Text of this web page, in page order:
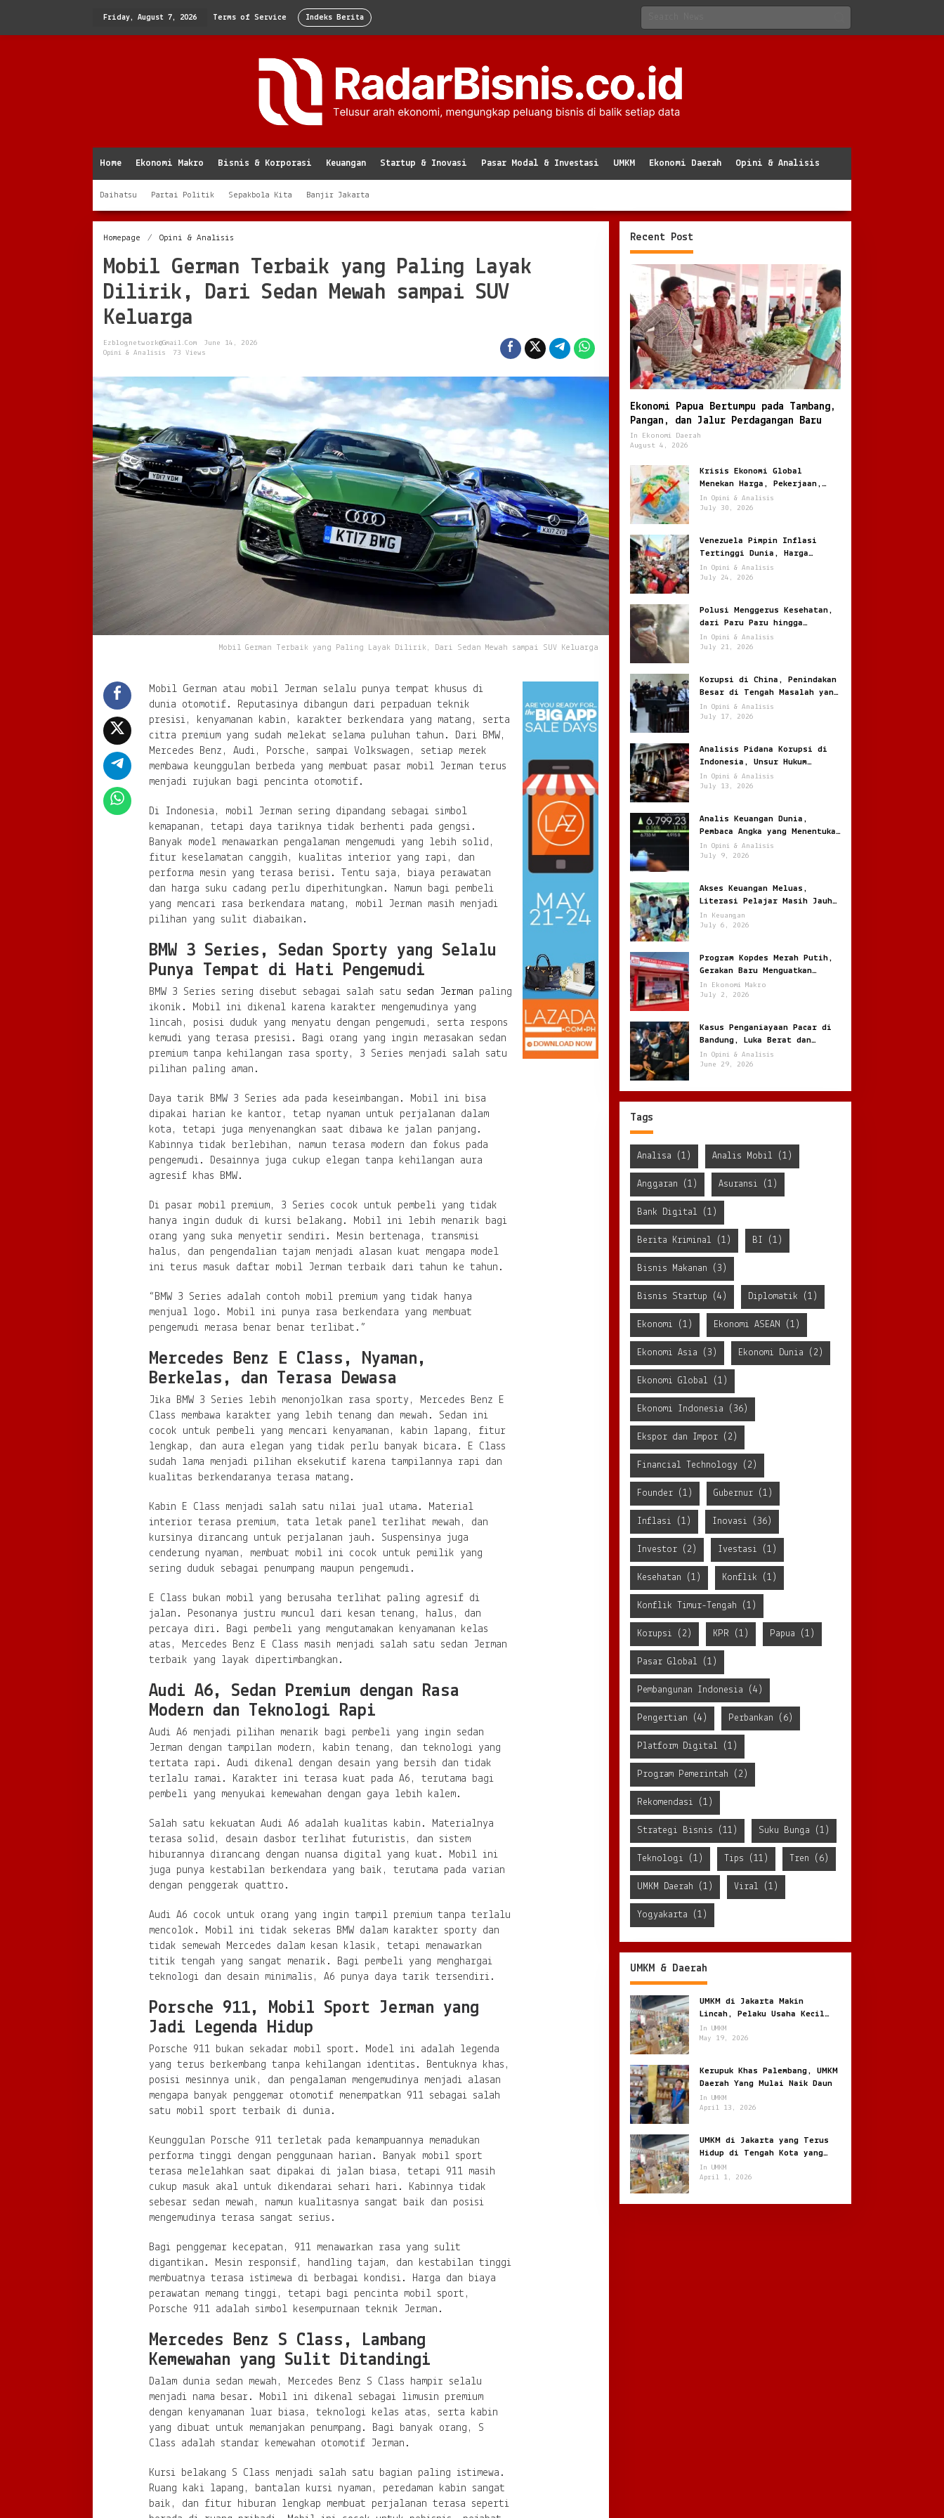
Friday, August 7, 2026 Terms of Service Indeks Berita
Home Ekonomi Makro Bisnis & Korporasi Keuangan Startup & Inovasi Pasar Modal & Investasi UMKM Ekonomi Daerah Opini & Analisis
Daihatsu Partai Politik Sepakbola Kita Banjir Jakarta
Homepage / Opini & Analisis
Terbaik
yang
Paling
Layak
Sedan
SUV
Keluarga
Mobil German Terbaik yang Paling Layak
Dilirik, Dari Sedan Mewah sampai SUV
Keluarga
Ezblognetwork@gmail.com
June 14, 2026
Opini & Analisis
73 Views
Mobil German Terbaik yang Paling Layak Dilirik, Dari Sedan Mewah sampai SUV Keluarga
Mobil German atau mobil Jerman selalu punya tempat khusus di
dunia otomotif. Reputasinya dibangun dari perpaduan teknik
presisi, kenyamanan kabin, karakter berkendara yang matang, serta
citra premium yang sudah melekat selama puluhan tahun. Dari BMW,
Mercedes Benz, Audi, Porsche, sampai Volkswagen, setiap merek
membawa keunggulan berbeda yang membuat pasar mobil Jerman terus
menjadi rujukan bagi pencinta otomotif.
Di Indonesia, mobil Jerman sering dipandang sebagai simbol
kemapanan, tetapi daya tariknya tidak berhenti pada gengsi.
Banyak model menawarkan pengalaman mengemudi yang lebih solid,
fitur keselamatan canggih, kualitas interior yang rapi, dan
performa mesin yang terasa berisi. Tentu saja, biaya perawatan
dan harga suku cadang perlu diperhitungkan. Namun bagi pembeli
yang mencari rasa berkendara matang, mobil Jerman masih menjadi
pilihan yang sulit diabaikan.
BMW 3 Series, Sedan Sporty yang Selalu
Punya Tempat di Hati Pengemudi
BMW 3 Series sering disebut sebagai salah satu sedan Jerman paling
ikonik. Mobil ini dikenal karena karakter mengemudinya yang
lincah, posisi duduk yang menyatu dengan pengemudi, serta respons
kemudi yang terasa presisi. Bagi orang yang ingin merasakan sedan
premium tanpa kehilangan rasa sporty, 3 Series menjadi salah satu
pilihan paling aman.
Daya tarik BMW 3 Series ada pada keseimbangan. Mobil ini bisa
dipakai harian ke kantor, tetap nyaman untuk perjalanan dalam
kota, tetapi juga menyenangkan saat dibawa ke jalan panjang.
Kabinnya tidak berlebihan, namun terasa modern dan fokus pada
pengemudi. Desainnya juga cukup elegan tanpa kehilangan aura
agresif khas BMW.
Di pasar mobil premium, 3 Series cocok untuk pembeli yang tidak
hanya ingin duduk di kursi belakang. Mobil ini lebih menarik bagi
orang yang suka menyetir sendiri. Mesin bertenaga, transmisi
halus, dan pengendalian tajam menjadi alasan kuat mengapa model
ini terus masuk daftar mobil Jerman terbaik dari tahun ke tahun.
“BMW 3 Series adalah contoh mobil premium yang tidak hanya
menjual logo. Mobil ini punya rasa berkendara yang membuat
pengemudi merasa benar benar terlibat.”
Mercedes Benz E Class, Nyaman,
Berkelas, dan Terasa Dewasa
Jika BMW 3 Series lebih menonjolkan rasa sporty, Mercedes Benz E
Class membawa karakter yang lebih tenang dan mewah. Sedan ini
cocok untuk pembeli yang mencari kenyamanan, kabin lapang, fitur
lengkap, dan aura elegan yang tidak perlu banyak bicara. E Class
sudah lama menjadi pilihan eksekutif karena tampilannya rapi dan
kualitas berkendaranya terasa matang.
Kabin E Class menjadi salah satu nilai jual utama. Material
interior terasa premium, tata letak panel terlihat mewah, dan
kursinya dirancang untuk perjalanan jauh. Suspensinya juga
cenderung nyaman, membuat mobil ini cocok untuk pemilik yang
sering duduk sebagai penumpang maupun pengemudi.
E Class bukan mobil yang berusaha terlihat paling agresif di
jalan. Pesonanya justru muncul dari kesan tenang, halus, dan
percaya diri. Bagi pembeli yang mengutamakan kenyamanan kelas
atas, Mercedes Benz E Class masih menjadi salah satu sedan Jerman
terbaik yang layak dipertimbangkan.
Audi A6, Sedan Premium dengan Rasa
Modern dan Teknologi Rapi
Audi A6 menjadi pilihan menarik bagi pembeli yang ingin sedan
Jerman dengan tampilan modern, kabin tenang, dan teknologi yang
tertata rapi. Audi dikenal dengan desain yang bersih dan tidak
terlalu ramai. Karakter ini terasa kuat pada A6, terutama bagi
pembeli yang menyukai kemewahan dengan gaya lebih kalem.
Salah satu kekuatan Audi A6 adalah kualitas kabin. Materialnya
terasa solid, desain dasbor terlihat futuristis, dan sistem
hiburannya dirancang dengan nuansa digital yang kuat. Mobil ini
juga punya kestabilan berkendara yang baik, terutama pada varian
dengan penggerak quattro.
Audi A6 cocok untuk orang yang ingin tampil premium tanpa terlalu
mencolok. Mobil ini tidak sekeras BMW dalam karakter sporty dan
tidak semewah Mercedes dalam kesan klasik, tetapi menawarkan
titik tengah yang sangat menarik. Bagi pembeli yang menghargai
teknologi dan desain minimalis, A6 punya daya tarik tersendiri.
Porsche 911, Mobil Sport Jerman yang
Jadi Legenda Hidup
Porsche 911 bukan sekadar mobil sport. Model ini adalah legenda
yang terus berkembang tanpa kehilangan identitas. Bentuknya khas,
posisi mesinnya unik, dan pengalaman mengemudinya menjadi alasan
mengapa banyak penggemar otomotif menempatkan 911 sebagai salah
satu mobil sport terbaik di dunia.
Keunggulan Porsche 911 terletak pada kemampuannya memadukan
performa tinggi dengan penggunaan harian. Banyak mobil sport
terasa melelahkan saat dipakai di jalan biasa, tetapi 911 masih
cukup masuk akal untuk dikendarai sehari hari. Kabinnya tidak
sebesar sedan mewah, namun kualitasnya sangat baik dan posisi
mengemudinya terasa sangat serius.
Bagi penggemar kecepatan, 911 menawarkan rasa yang sulit
digantikan. Mesin responsif, handling tajam, dan kestabilan tinggi
membuatnya terasa istimewa di berbagai kondisi. Harga dan biaya
perawatan memang tinggi, tetapi bagi pencinta mobil sport,
Porsche 911 adalah simbol kesempurnaan teknik Jerman.
Mercedes Benz S Class, Lambang
Kemewahan yang Sulit Ditandingi
Dalam dunia sedan mewah, Mercedes Benz S Class hampir selalu
menjadi nama besar. Mobil ini dikenal sebagai limusin premium
dengan kenyamanan luar biasa, teknologi kelas atas, serta kabin
yang dibuat untuk memanjakan penumpang. Bagi banyak orang, S
Class adalah standar kemewahan otomotif Jerman.
Kursi belakang S Class menjadi salah satu bagian paling istimewa.
Ruang kaki lapang, bantalan kursi nyaman, peredaman kabin sangat
baik, dan fitur hiburan lengkap membuat perjalanan terasa seperti
Recent Post
Ekonomi Papua Bertumpu pada Tambang,
Pangan, dan Jalur Perdagangan Baru
In Ekonomi Daerah
August 4, 2026
Krisis Ekonomi Global
Menekan Harga, Pekerjaan,
dan Daya Beli Masyarakat
In Opini & Analisis
July 30, 2026
Venezuela Pimpin Inflasi
Tertinggi Dunia, Harga
Melonjak Ratusan Persen
In Opini & Analisis
July 24, 2026
Polusi Menggerus Kesehatan,
dari Paru Paru hingga
Jantung
In Opini & Analisis
July 21, 2026
Korupsi di China, Penindakan
Besar di Tengah Masalah yang
Terus Berulang
In Opini & Analisis
July 17, 2026
Analisis Pidana Korupsi di
Indonesia, Unsur Hukum
hingga Pemulihan Aset
In Opini & Analisis
July 13, 2026
Analis Keuangan Dunia,
Pembaca Angka yang Menentukan
Arah Pasar Global
In Opini & Analisis
July 9, 2026
Akses Keuangan Meluas,
Literasi Pelajar Masih Jauh
Tertinggal
In Keuangan
July 6, 2026
Program Kopdes Merah Putih,
Gerakan Baru Menguatkan
Ekonomi Desa dari Akar Rumput
In Ekonomi Makro
July 2, 2026
Kasus Penganiayaan Pacar di
Bandung, Luka Berat dan
Penyekapan !
In Opini & Analisis
June 29, 2026
Tags
Analisa (1) Analis Mobil (1)
Anggaran (1) Asuransi (1)
Bank Digital (1)
Berita Kriminal (1) BI (1)
Bisnis Makanan (3)
Bisnis Startup (4) Diplomatik (1)
Ekonomi (1) Ekonomi ASEAN (1)
Ekonomi Asia (3) Ekonomi Dunia (2)
Ekonomi Global (1)
Ekonomi Indonesia (36)
Ekspor dan Impor(2)
Financial Technology(2)
Founder(1) Gubernur(1)
Inflasi (1) Inovasi (36)
Investor(2) Ivestasi (1)
Kesehatan (1) Konflik (1)
Konflik Timur-Tengah (1)
Korupsi (2) KPR (1) Papua (1)
Pasar Global (1)
Pembangunan Indonesia (4)
Pengertian (4) Perbankan (6)
Platform Digital (1)
Program Pemerintah (2)
Rekomendasi (1)
Strategi Bisnis (11) Suku Bunga (1)
Teknologi (1) Tips (11) Tren (6)
UMKM Daerah (1) Viral (1)
Yogyakarta (1)
UMKM & Daerah
UMKM di Jakarta Makin
Lincah, Pelaku Usaha Kecil
Berburu Peluang di Kota
Besar
In UMKM
May 19, 2026
Kerupuk Khas Palembang, UMKM
Daerah Yang Mulai Naik Daun
In UMKM
April 13, 2026
UMKM di Jakarta yang Terus
Hidup di Tengah Kota yang
Bergerak Cepat
In UMKM
April 1, 2026